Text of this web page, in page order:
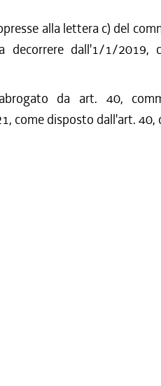
alla lettera c) del
decorrere dall'1/1/2019,
da art. 40,
come disposto dall'art. 40,